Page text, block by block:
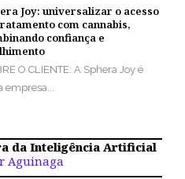
Joy: universalizar o acesso
com cannabis,
confiança e
O CLIENTE: A Sphera Joy é
empresa...
da Inteligência Artificial
Aguinaga